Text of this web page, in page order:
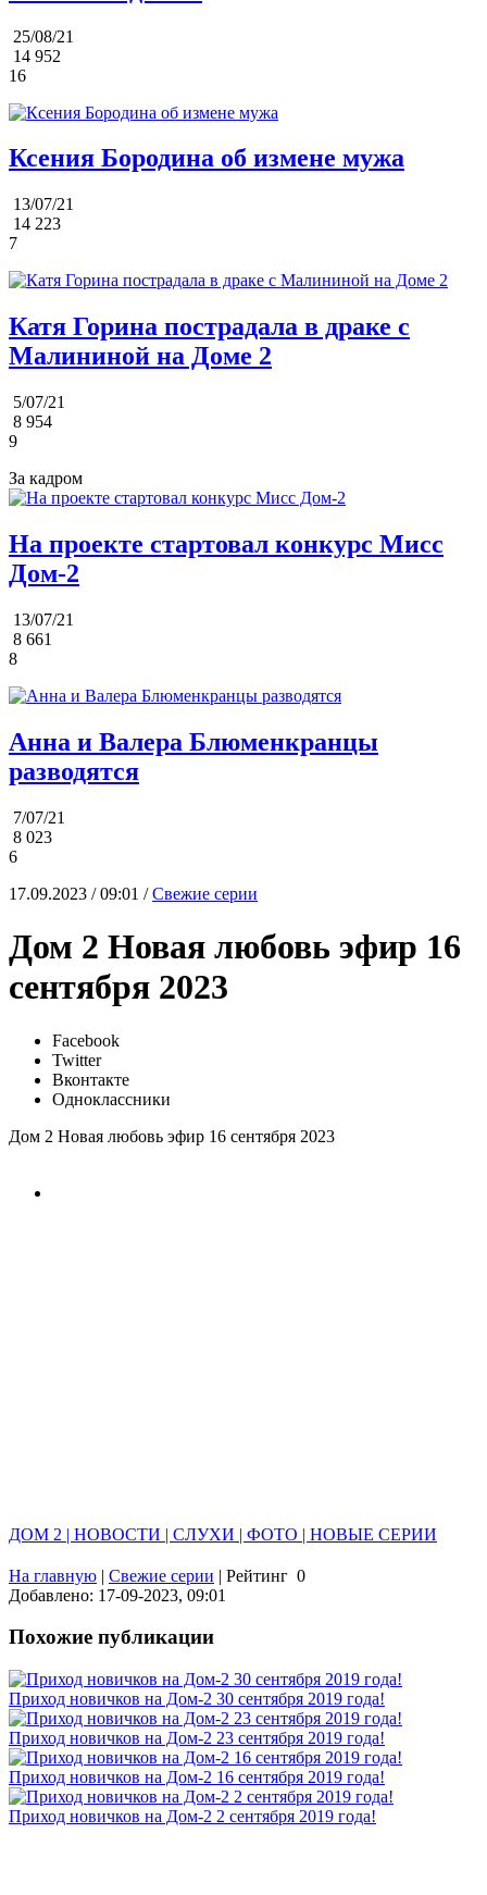
25/08/21
14 952
16
Ксения Бородина об измене мужа
13/07/21
14 223
7
Катя Горина пострадала в драке с
Малининой на Доме 2
5/07/21
8 954
9
За кадром
На проекте стартовал конкурс Мисс
Дом-2
13/07/21
8 661
8
Анна и Валера Блюменкранцы
разводятся
7/07/21
8 023
6
17.09.2023 / 09:01 /Свежие серии
Дом 2 Новая любовь эфир 16
сентября 2023
Facebook
Twitter
Вконтакте
Одноклассники
Дом 2 Новая любовь эфир 16 сентября 2023
ДОМ 2 | НОВОСТИ | СЛУХИ | ФОТО | НОВЫЕ СЕРИИ
На главную | Свежие серии | Рейтинг 0
Добавлено: 17-09-2023, 09:01
Похожие публикации
Приход новичков на Дом-2 30 сентября 2019 года!
Приход новичков на Дом-2 23 сентября 2019 года!
Приход новичков на Дом-2 16 сентября 2019 года!
Приход новичков на Дом-2 2 сентября 2019 года!